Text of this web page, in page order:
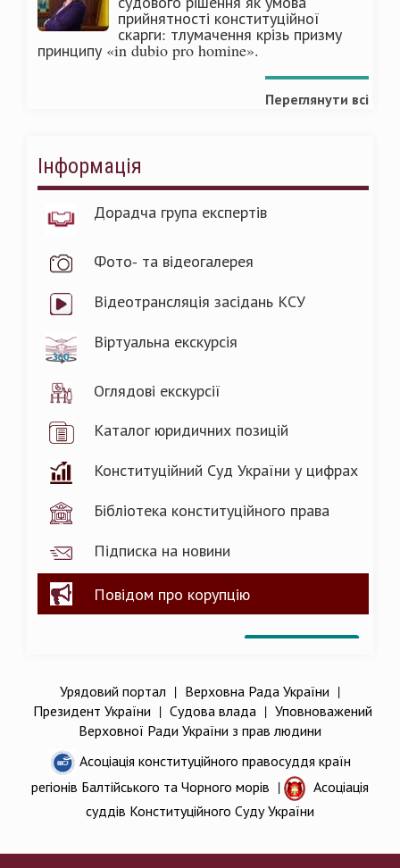
прийнятності конституційної
скарги: тлумачення крізь призму
принципу «in dubio pro homine».
Переглянути всі
Інформація
Дорадча група експертів
Фото- та відеогалерея
Відеотрансляція засідань КСУ
Віртуальна екскурсія
Оглядові екскурсії
Каталог юридичних позицій
Конституційний Суд України у цифрах
Бібліотека конституційного права
Підписка на новини
Повідом про корупцію
Урядовий портал | Верховна Рада України |
Президент України | Судова влада| Уповноважений
Верховної Ради України з прав людини
Асоціація конституційного правосуддя країн
регіонів Балтійського та Чорного морів |
Асоціація
суддів Конституційного Суду України